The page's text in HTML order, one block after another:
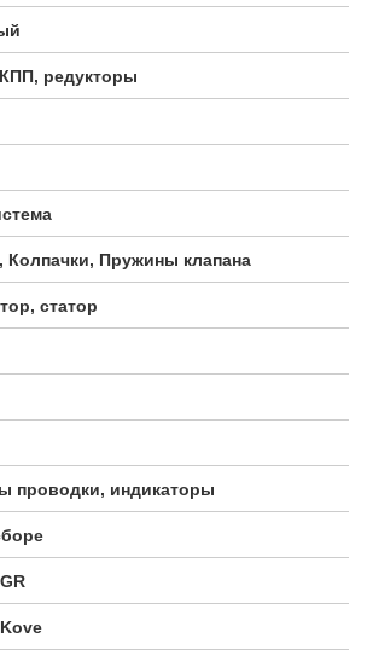
редукторы
Колпачки, Пружины клапана
статор
проводки, индикаторы